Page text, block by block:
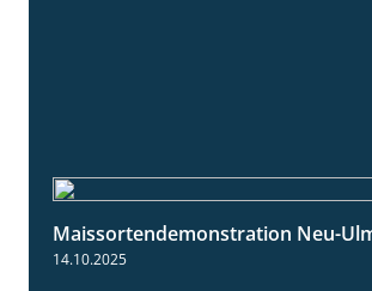
Maissortendemonstration Neu-
14.10.2025